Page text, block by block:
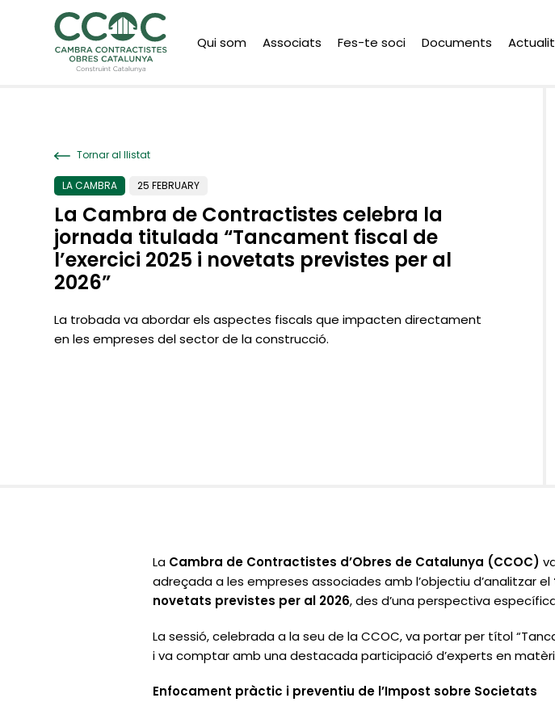
Qui som Associats Fes-te soci Documents
Tornar al llistat
LA CAMBRA 25 FEBRUARY
La Cambra de Contractistes celebra la
jornada titulada “Tancament fiscal de
l’exercici 2025 i novetats previstes per al
2026”
La trobada va abordar els aspectes fiscals que impacten directament
en les empreses del sector de la construcció.
La Cambra de Contractistes d’Obres de Catalunya (CCOC)
adreçada a les empreses associades amb l’objectiu d’analitzar el
novetats previstes per al 2026, des d’una perspectiva
La sessió, celebrada a la seu de la CCOC, va portar per títol
i va comptar amb una destacada participació d’experts en
Enfocament pràctic i preventiu de l’Impost sobre Societats